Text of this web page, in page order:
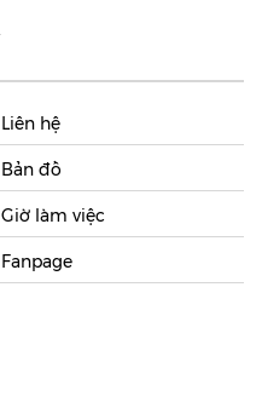
Liên hệ
Bản đồ
Giờ làm việc
Fanpage